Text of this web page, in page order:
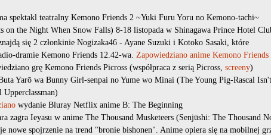
spektakl teatralny Kemono Friends 2 ~Yuki Furu Yoru no Kemono-tachi~
on the Night When Snow Falls) 8-18 listopada w Shinagawa Prince Hotel
się 2 członkinie Nogizaka46 - Ayane Suzuki i Kotoko Sasaki, które
dramie Kemono Friends 12.42-wa. Zapowiedziano anime Kemono Friends
grę Kemono Friends Picross (współpraca z serią Picross, screeny)
Yarō wa Bunny Girl-senpai no Yume wo Minai (The Young Pig-Rascal Isn't
wydanie Bluray Netflix anime B: The Beginning
zagra Ieyasu w anime The Thousand Musketeers (Senjūshi: The Thousand
nowe spojrzenie na trend "bronie bishonen". Anime opiera się na mobilnej